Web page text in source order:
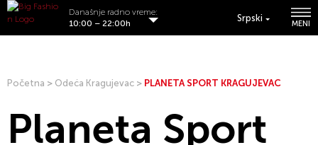
Srpski
MENI
Današnje radno vreme:
10:00 – 22:00h
Početna > Odeća Kragujevac > PLANETA SPORT KRAGUJEVAC
Planeta Sport